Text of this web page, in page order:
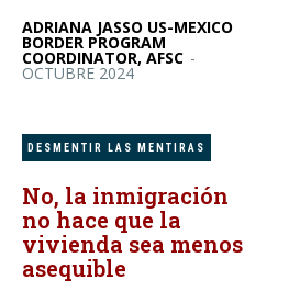
ADRIANA JASSO US-MEXICO
BORDER PROGRAM
COORDINATOR, AFSC -
OCTUBRE 2024
DESMENTIR LAS MENTIRAS
No, la inmigración
no hace que la
vivienda sea menos
asequible